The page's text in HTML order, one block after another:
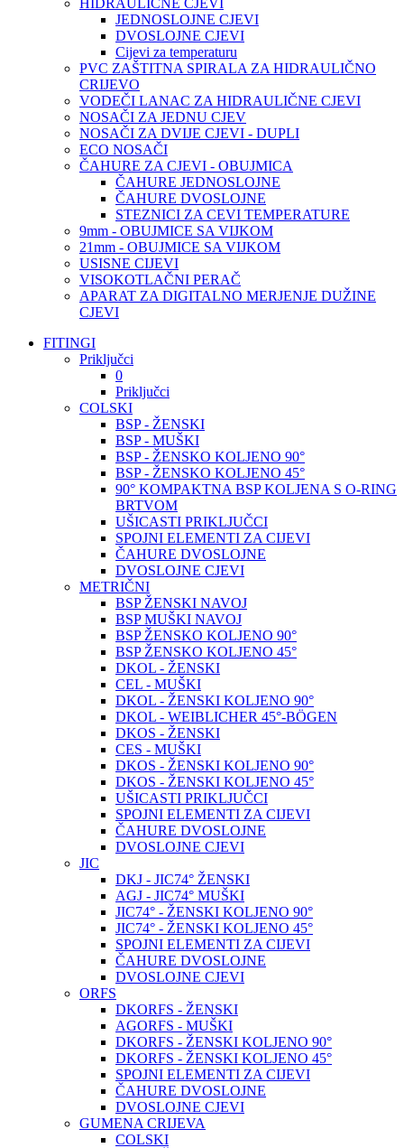
HIDRAULIČNE CJEVI
JEDNOSLOJNE CJEVI
DVOSLOJNE CJEVI
Cijevi za temperaturu
PVC ZAŠTITNA SPIRALA ZA HIDRAULIČNO
CRIJEVO
VODEČI LANAC ZA HIDRAULIČNE CJEVI
NOSAČI ZA JEDNU CJEV
NOSAČI ZA DVIJE CJEVI - DUPLI
ECO NOSAČI
ČAHURE ZA CJEVI - OBUJMICA
ČAHURE JEDNOSLOJNE
ČAHURE DVOSLOJNE
STEZNICI ZA CEVI TEMPERATURE
9mm - OBUJMICE SA VIJKOM
21mm - OBUJMICE SA VIJKOM
USISNE CIJEVI
VISOKOTLAČNI PERAČ
APARAT ZA DIGITALNO MERJENJE DUŽINE
CJEVI
FITINGI
Priključci
0
Priključci
COLSKI
BSP - ŽENSKI
BSP - MUŠKI
BSP - ŽENSKO KOLJENO 90°
BSP - ŽENSKO KOLJENO 45°
90° KOMPAKTNA BSP KOLJENA S O-RING
BRTVOM
UŠICASTI PRIKLJUČCI
SPOJNI ELEMENTI ZA CIJEVI
ČAHURE DVOSLOJNE
DVOSLOJNE CJEVI
METRIČNI
BSP ŽENSKI NAVOJ
BSP MUŠKI NAVOJ
BSP ŽENSKO KOLJENO 90°
BSP ŽENSKO KOLJENO 45°
DKOL - ŽENSKI
CEL - MUŠKI
DKOL - ŽENSKI KOLJENO 90°
DKOL - WEIBLICHER 45°-BÖGEN
DKOS - ŽENSKI
CES - MUŠKI
DKOS - ŽENSKI KOLJENO 90°
DKOS - ŽENSKI KOLJENO 45°
UŠICASTI PRIKLJUČCI
SPOJNI ELEMENTI ZA CIJEVI
ČAHURE DVOSLOJNE
DVOSLOJNE CJEVI
JIC
DKJ - JIC74° ŽENSKI
AGJ - JIC74° MUŠKI
JIC74° - ŽENSKI KOLJENO 90°
JIC74° - ŽENSKI KOLJENO 45°
SPOJNI ELEMENTI ZA CIJEVI
ČAHURE DVOSLOJNE
DVOSLOJNE CJEVI
ORFS
DKORFS - ŽENSKI
AGORFS - MUŠKI
DKORFS - ŽENSKI KOLJENO 90°
DKORFS - ŽENSKI KOLJENO 45°
SPOJNI ELEMENTI ZA CIJEVI
ČAHURE DVOSLOJNE
DVOSLOJNE CJEVI
GUMENA CRIJEVA
COLSKI